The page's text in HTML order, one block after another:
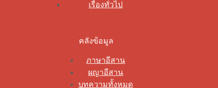
เรื่องทั่วไป
คลังข้อมูล
ภาษาอีสาน
ผญาอีสาน
บทความทั้งหมด